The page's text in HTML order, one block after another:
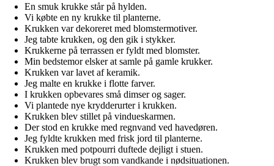
En smuk krukke står på hylden.
Vi købte en ny krukke til planterne.
Krukken var dekoreret med blomstermotiver.
Jeg tabte krukken, og den gik i stykker.
Krukkerne på terrassen er fyldt med blomster.
Min bedstemor elsker at samle på gamle krukker.
Krukken var lavet af keramik.
Jeg malte en krukke i flotte farver.
I krukken opbevares små dimser og sager.
Vi plantede nye krydderurter i krukken.
Krukken blev stillet på vindueskarmen.
Der stod en krukke med regnvand ved havedøren.
Jeg fyldte krukken med frisk jord til planterne.
Krukken med potpourri duftede dejligt i stuen.
Krukken blev brugt som vandkande i nødsituationen.